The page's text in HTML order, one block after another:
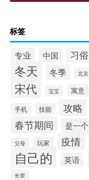
标签
专业 中国 习俗
冬天 冬季 北京
宋代 宝宝 寓意
手机 技能 攻略
春节期间 是一个
父母 玩家 疫情
自己的 英语
长辈